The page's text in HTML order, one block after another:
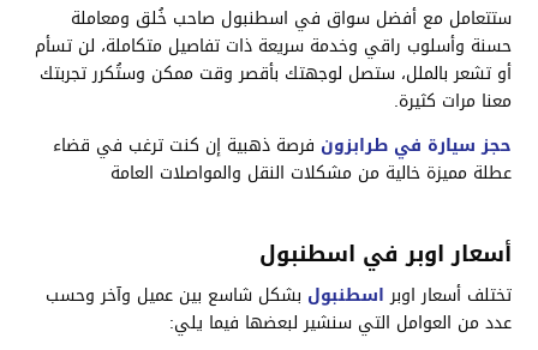
ستتعامل مع أفضل سواق في اسطنبول صاحب خُلق ومعاملة
حسنة وأسلوب راقي وخدمة سريعة ذات تفاصيل متكاملة، لن تسأم
أو تشعر بالملل، ستصل لوجهتك بأقصر وقت ممكن وستُكرر تجربتك
معنا مرات كثيرة.
حجز سيارة في طرابزون فرصة ذهبية إن كنت ترغب في قضاء
عطلة مميزة خالية من مشكلات النقل والمواصلات العامة
أسعار اوبر في اسطنبول
تختلف أسعار اوبراسطنبول بشكل شاسع بين عميل وآخر وحسب
عدد من العوامل التي سنشير لبعضها فيما يلي: